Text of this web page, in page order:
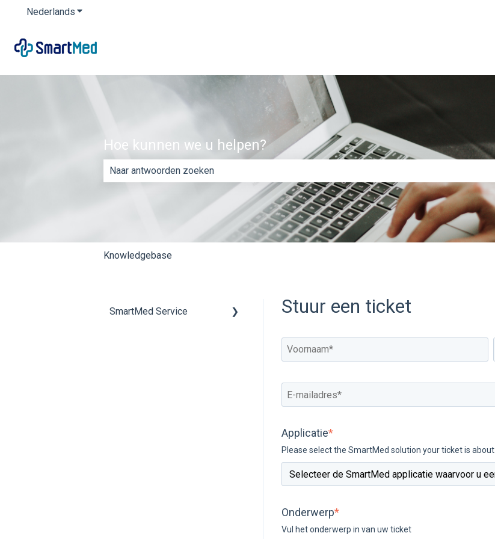
Nederlands Submenu tonen voor vertalingen
Hoe kunnen we u helpen?
Er zijn geen suggesties want het zoekveld is leeg.
Knowledgebase
Stuur een ticket
Applicatie*
Please select the SmartMed solution your ticket is about.
Onderwerp*
Vul het onderwerp in van uw ticket
SmartMed Service